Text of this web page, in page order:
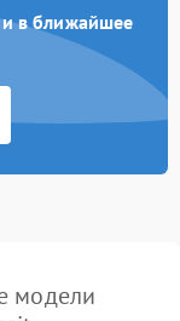
в ближайшее
модели